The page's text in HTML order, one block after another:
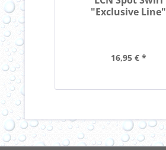
"Exclusive Line"
16,95 € *